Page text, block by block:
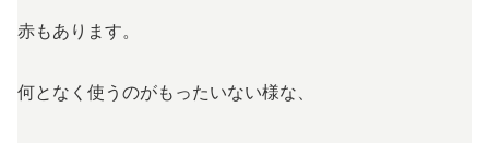
赤もあります。
何となく使うのがもったいない様な、